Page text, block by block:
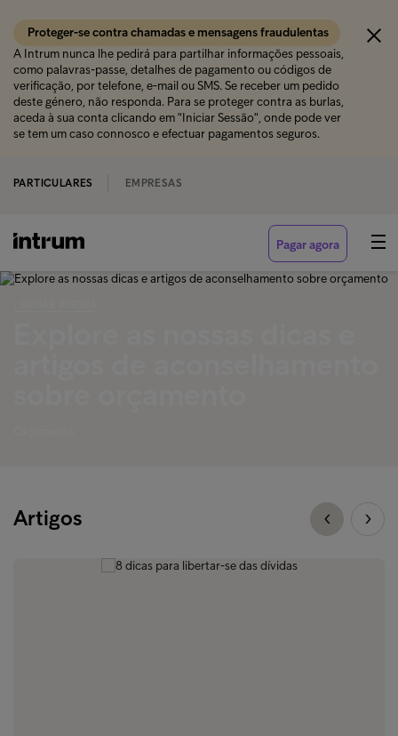
Proteger-se contra chamadas e mensagens fraudulentas
A Intrum nunca lhe pedirá para partilhar informações pessoais,
como palavras-passe, detalhes de pagamento ou códigos de
verificação, por telefone, e-mail ou SMS. Se receber um pedido
deste género, não responda. Para se proteger contra as burlas,
aceda à sua conta clicando em "Iniciar Sessão", onde pode ver
se tem um caso connosco e efectuar pagamentos seguros.
PARTICULARES EMPRESAS
Pagar agora
Artigos